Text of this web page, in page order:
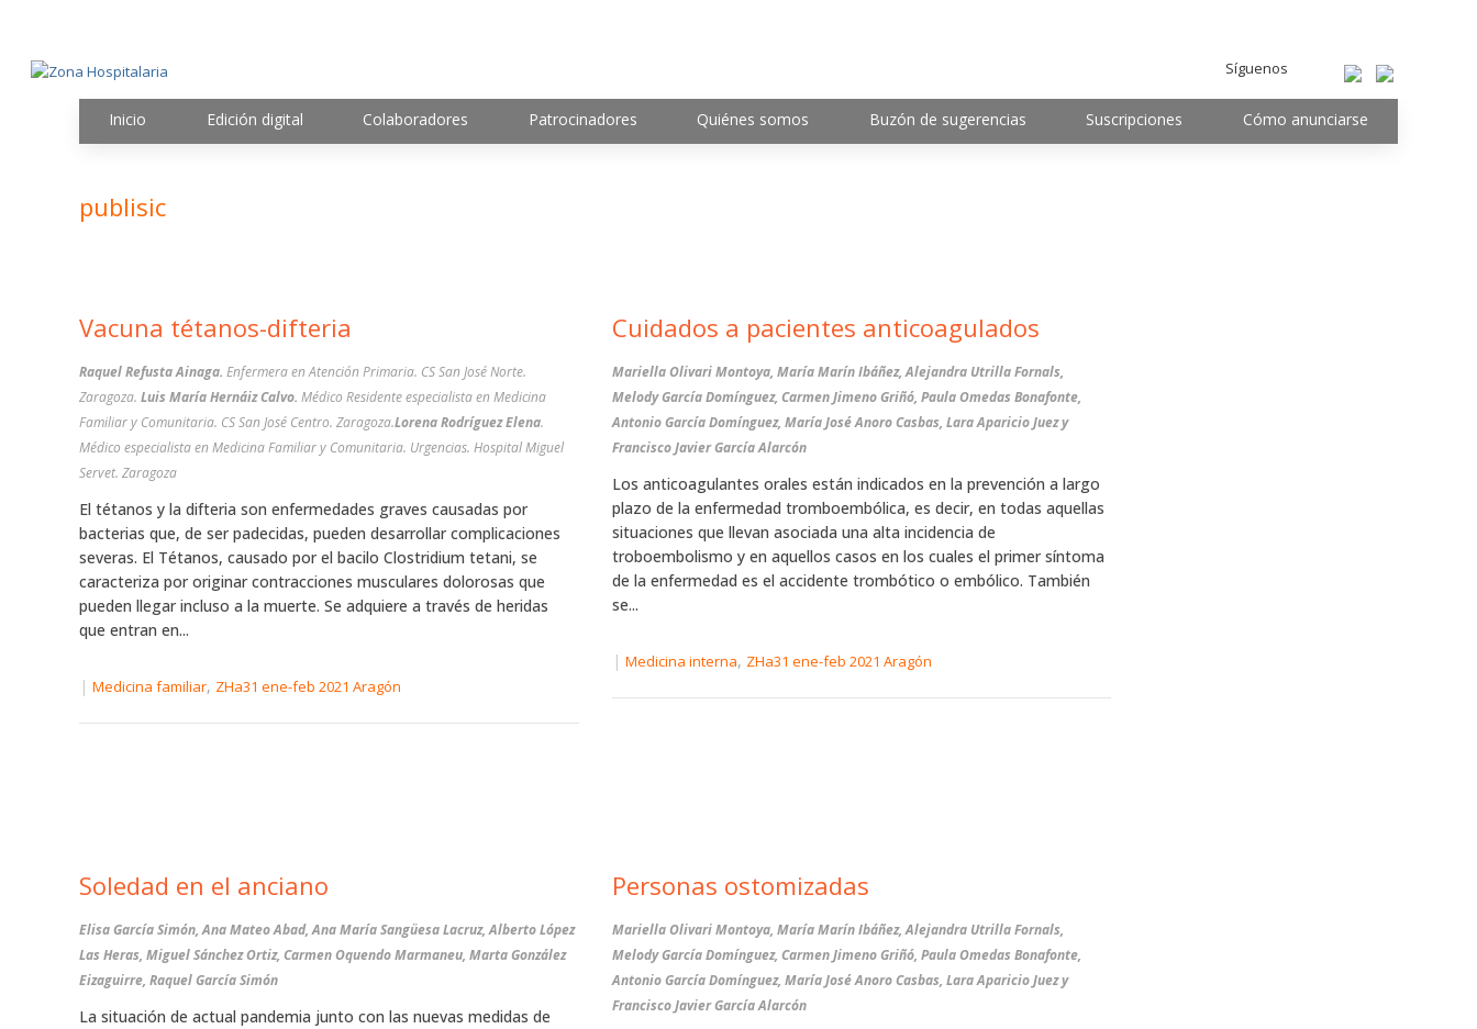
Síguenos
Inicio Edición digital Colaboradores Patrocinadores Quiénes somos Buzón de sugerencias Suscripciones Cómo anunciarse
publisic
Vacuna tétanos-difteria
Raquel Refusta Ainaga. Enfermera en Atención Primaria. CS San José Norte.
Zaragoza. Luis María Hernáiz Calvo. Médico Residente especialista en Medicina
Familiar y Comunitaria. CS San José Centro. Zaragoza.Lorena Rodríguez Elena.
Médico especialista en Medicina Familiar y Comunitaria. Urgencias. Hospital Miguel
Servet. Zaragoza
El tétanos y la difteria son enfermedades graves causadas por
bacterias que, de ser padecidas, pueden desarrollar complicaciones
severas. El Tétanos, causado por el bacilo Clostridium tetani, se
caracteriza por originar contracciones musculares dolorosas que
pueden llegar incluso a la muerte. Se adquiere a través de heridas
que entran en...
| Medicina familiar, ZHa31 ene-feb 2021 Aragón
Soledad en el anciano
Elisa García Simón, Ana Mateo Abad, Ana María Sangüesa Lacruz, Alberto López
Las Heras, Miguel Sánchez Ortiz, Carmen Oquendo Marmaneu, Marta González
Eizaguirre, Raquel García Simón
La situación de actual pandemia junto con las nuevas medidas de
Cuidados a pacientes anticoagulados
Mariella Olivari Montoya, María Marín Ibáñez, Alejandra Utrilla Fornals,
Melody García Domínguez, Carmen Jimeno Griñó, Paula Omedas Bonafonte,
Antonio García Domínguez, María José Anoro Casbas, Lara Aparicio Juez y
Francisco Javier García Alarcón
Los anticoagulantes orales están indicados en la prevención a largo
plazo de la enfermedad tromboembólica, es decir, en todas aquellas
situaciones que llevan asociada una alta incidencia de
troboembolismo y en aquellos casos en los cuales el primer síntoma
de la enfermedad es el accidente trombótico o embólico. También
se...
| Medicina interna, ZHa31 ene-feb 2021 Aragón
Personas ostomizadas
Mariella Olivari Montoya, María Marín Ibáñez, Alejandra Utrilla Fornals,
Melody García Domínguez, Carmen Jimeno Griñó, Paula Omedas Bonafonte,
Antonio García Domínguez, María José Anoro Casbas, Lara Aparicio Juez y
Francisco Javier García Alarcón